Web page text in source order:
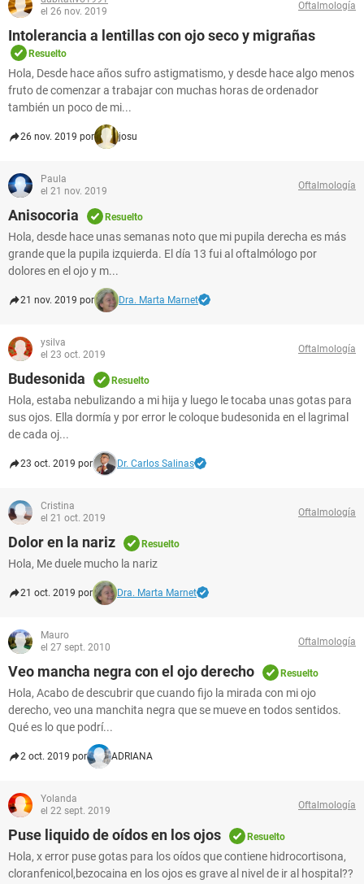
el 26 nov. 2019
Oftalmología
Intolerancia a lentillas con ojo seco y migrañas
Resuelto
Hola, Desde hace años sufro astigmatismo, y desde hace algo menos
fruto de comenzar a trabajar con muchas horas de ordenador
también un poco de mi...
26 nov. 2019 por josu
Paula
el 21 nov. 2019
Oftalmología
Anisocoria Resuelto
Hola, desde hace unas semanas noto que mi pupila derecha es más
grande que la pupila izquierda. El día 13 fui al oftalmólogo por
dolores en el ojo y m...
21 nov. 2019 por Dra. Marta Marnet
ysilva
el 23 oct. 2019
Oftalmología
Budesonida Resuelto
Hola, estaba nebulizando a mi hija y luego le tocaba unas gotas para
sus ojos. Ella dormía y por error le coloque budesonida en el lagrimal
de cada oj...
23 oct. 2019 por Dr. Carlos Salinas
Cristina
el 21 oct. 2019
Oftalmología
Dolor en la nariz Resuelto
Hola, Me duele mucho la nariz
21 oct. 2019 por Dra. Marta Marnet
Mauro
el 27 sept. 2010
Oftalmología
Veo mancha negra con el ojo derecho Resuelto
Hola, Acabo de descubrir que cuando fijo la mirada con mi ojo
derecho, veo una manchita negra que se mueve en todos sentidos.
Qué es lo que podrí...
2 oct. 2019 por ADRIANA
Yolanda
el 22 sept. 2019
Oftalmología
Puse liquido de oídos en los ojos Resuelto
Hola, x error puse gotas para los oídos que contiene hidrocortisona,
cloranfenicol,bezocaina en los ojos es grave al nivel de ir al hospital??